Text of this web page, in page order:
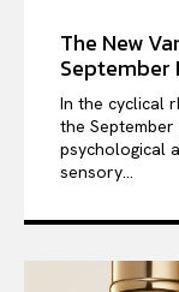
The New
September
In the cyclical
the
psychological
sensory...